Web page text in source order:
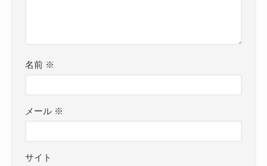
名前 ※
メール ※
サイト